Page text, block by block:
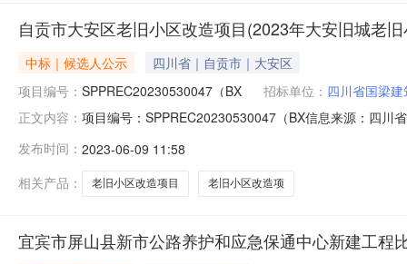
自贡市大安区老旧小区改造项目(2023年大安旧城老
中标｜候选人公示
四川省｜自贡市｜大安区
项目编号： SPPREC20230530047（BX 招标单位： 四川省国梁
正文内容： 项目编号：SPPREC20230530047（BX信息来源：四川
工程）__自贡市大安区老旧小区改造项目（2023年大安
发布时间： 2023-06-09 11:58
相关产品：
老旧小区改造项目 老旧小区改造项
宜宾市屏山县新市公路养护和应急保通中心新建工程